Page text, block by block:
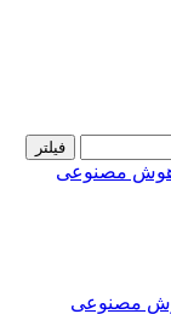
فیلتر